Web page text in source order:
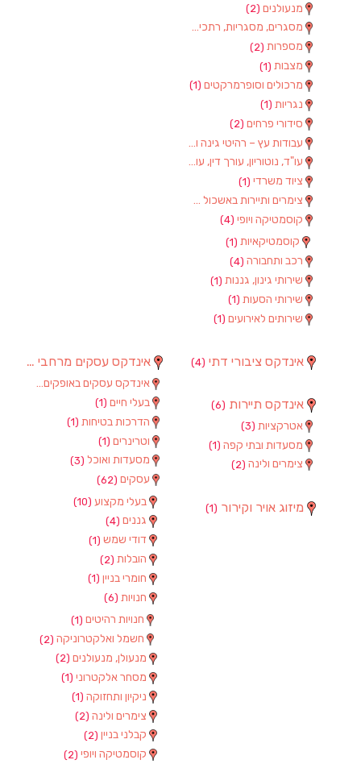
מנעולנים (2)
מסגרים, מסגריות, רתכים ועבודות מתכת
מספרות (2)
מצבות (1)
מרכולים וסופרמרקטים (1)
נגריות (1)
סידורי פרחים (2)
עבודות עץ – רהיטי גינה וגן
עו"ד, נוטוריון, עורך דין, עורכי דין
ציוד משרדי (1)
צימרים ותיירות באשכול (7)
קוסמטיקה ויופי (4)
קוסמטיקאיות (1)
רכב ותחבורה (4)
שירותי גינון, גננות (1)
שירותי הסעות (1)
שירותים לאירועים (1)
אינדקס עסקים מרחבי (97)
אינדקס עסקים באופקים (8)
בעלי חיים (1)
הדרכות בטיחות (1)
וטרינרים (1)
מסעדות ואוכל (3)
עסקים (62)
בעלי מקצוע (10)
גננים (4)
דודי שמש (1)
הובלות (2)
חומרי בניין (1)
חנויות (6)
חנויות רהיטים (1)
חשמל ואלקטרוניקה (2)
מנעולן, מנעולנים (2)
מסחר אלקטרוני (1)
ניקיון ותחזוקה (1)
צימרים ולינה (2)
קבלני בניין (2)
קוסמטיקה ויופי (2)
אינדקס ציבורי דתי (4)
אינדקס תיירות (6)
אטרקציות (3)
מסעדות ובתי קפה (1)
צימרים ולינה (2)
מיזוג אויר וקירור (1)